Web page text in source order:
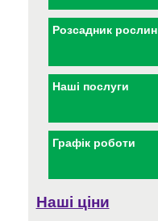
Розсадник рослин
Наші послуги
Графік роботи
Наші ціни